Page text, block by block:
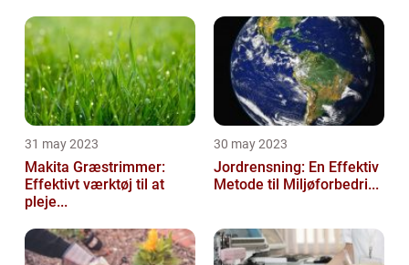
31 may 2023
Makita Græstrimmer:
Effektivt værktøj til at
pleje...
30 may 2023
Jordrensning: En Effektiv
Metode til Miljøforbedri...